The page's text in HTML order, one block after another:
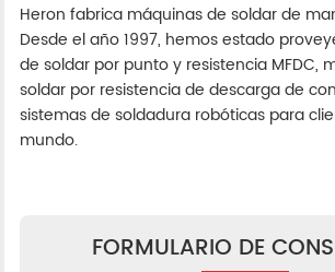
Heron fabrica máquinas de soldar de
Desde el año 1997, hemos estado
de soldar por punto y resistencia MFDC,
soldar por resistencia de descarga de
sistemas de soldadura robóticas para
mundo.
FORMULARIO DE